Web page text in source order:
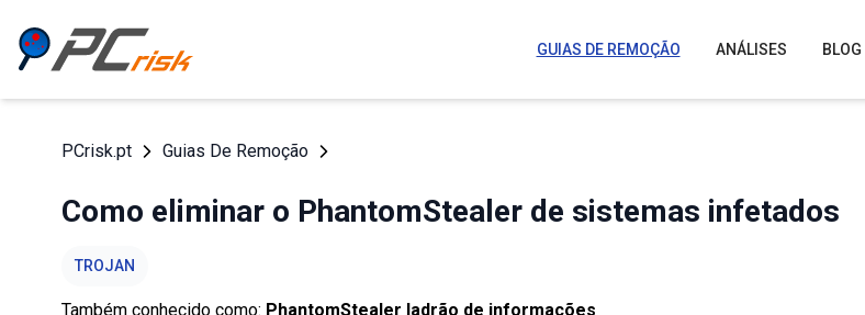
GUIAS DE REMOÇÃO ANÁLISES BLOG
PCrisk.pt Guias De Remoção
Como eliminar o PhantomStealer de sistemas infetados
TROJAN
Também conhecido como: PhantomStealer ladrão de informações